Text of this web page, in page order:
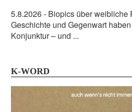
5.8.2026- Biopics über weibliche
Geschichte und Gegenwart
Konjunktur – und ...
K-WORD